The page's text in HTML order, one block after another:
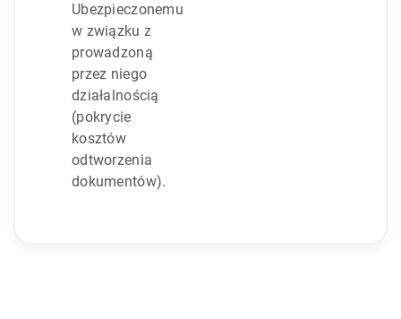
Ubezpieczonemu
w związku z
prowadzoną
przez niego
działalnością
(pokrycie
kosztów
odtworzenia
dokumentów).